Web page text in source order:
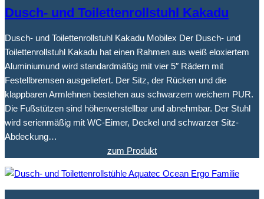
Dusch- und Toilettenrollstuhl Kakadu
Dusch- und Toilettenrollstuhl Kakadu Mobilex Der Dusch- und
Toilettenrollstuhl Kakadu hat einen Rahmen aus weiß eloxiertem
Aluminiumund wird standardmäßig mit vier 5″ Rädern mit
Festellbremsen ausgeliefert. Der Sitz, der Rücken und die
klappbaren Armlehnen bestehen aus schwarzem weichem PUR.
Die Fußstützen sind höhenverstellbar und abnehmbar. Der Stuhl
wird serienmäßig mit WC-Eimer, Deckel und schwarzer Sitz-
Abdeckung…
zum Produkt